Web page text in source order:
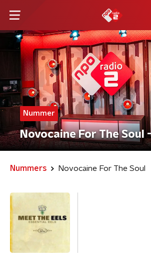
Nummer
Novocaine For The Soul
Nummers Novocaine For The Soul